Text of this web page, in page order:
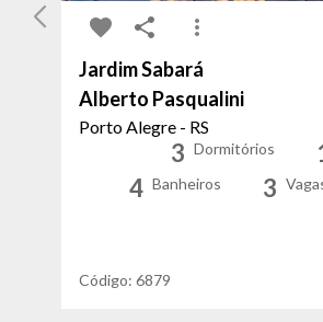
Jardim Sabará
Alberto Pasqualini
Porto Alegre - RS
3 Dormitórios
4 Banheiros 3
Código: 6879